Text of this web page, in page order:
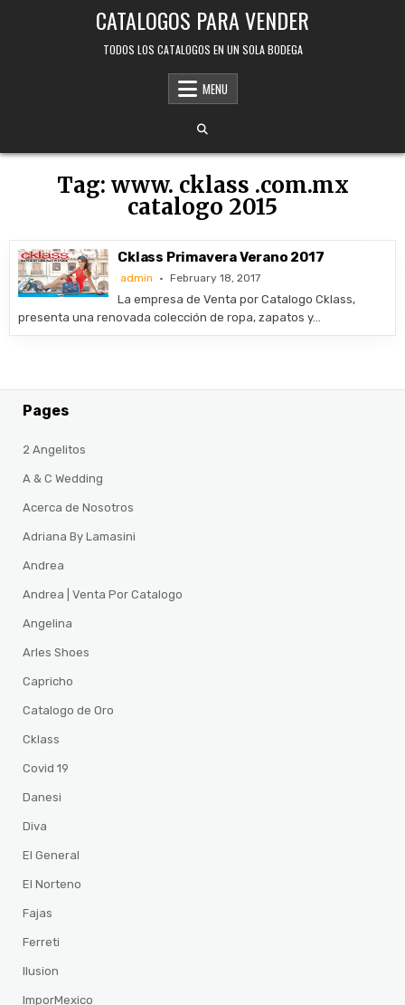
CATALOGOS PARA VENDER
TODOS LOS CATALOGOS EN UN SOLA BODEGA
MENU
Tag: www. cklass .com.mx
catalogo 2015
Cklass Primavera Verano 2017
admin February 18, 2017
La empresa de Venta por Catalogo Cklass,
presenta una renovada colección de ropa, zapatos y…
Pages
2 Angelitos
A & C Wedding
Acerca de Nosotros
Adriana By Lamasini
Andrea
Andrea | Venta Por Catalogo
Angelina
Arles Shoes
Capricho
Catalogo de Oro
Cklass
Covid 19
Danesi
Diva
El General
El Norteno
Fajas
Ferreti
Ilusion
ImporMexico